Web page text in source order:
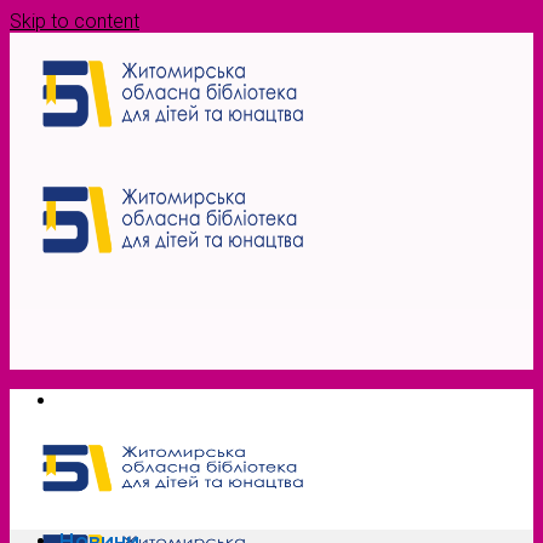
Skip to content